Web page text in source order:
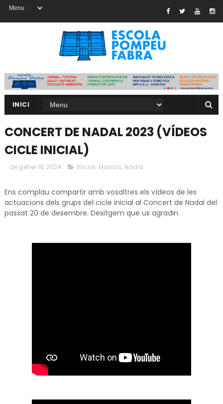
INICI
CONCERT DE NADAL 2023 (VÍDEOS
CICLE INICIAL)
de gener 19, 2024 Inicial, Música, Nadal
Ens complau compartir amb vosaltres els vídeos de les
actuacions dels grups del cicle inicial al Concert de Nadal del
passat 20 de desembre. Desitgem que us agradin.